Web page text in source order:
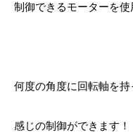
制御できるモーターを使
何度の角度に回転軸を
感じの制御ができます！